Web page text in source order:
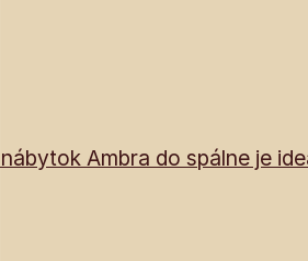
Ambra do spálne je